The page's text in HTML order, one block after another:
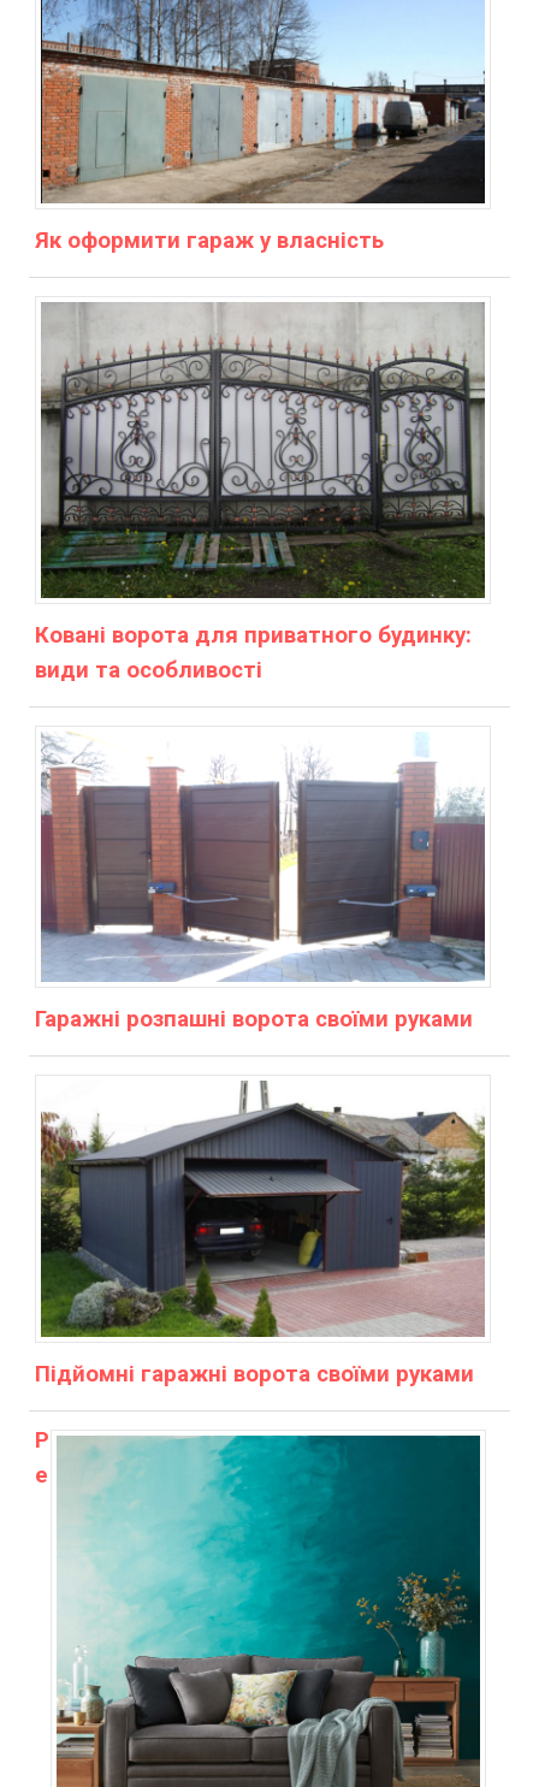
Як оформити гараж у власність
Ковані ворота для приватного будинку:
види та особливості
Гаражні розпашні ворота своїми руками
Підйомні гаражні ворота своїми руками
Р
е